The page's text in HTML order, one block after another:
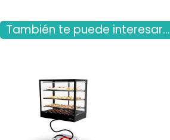
También te puede interesar...